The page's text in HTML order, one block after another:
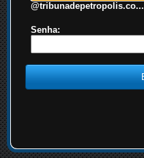
@tribunadepetropolis.co...
Senha: